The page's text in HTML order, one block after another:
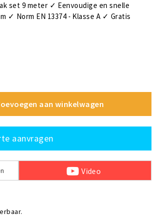
set 9 meter ✓ Eenvoudige en snelle
✓ Norm EN 13374 - Klasse A ✓ Gratis
aan winkelwagen
aanvragen
Video